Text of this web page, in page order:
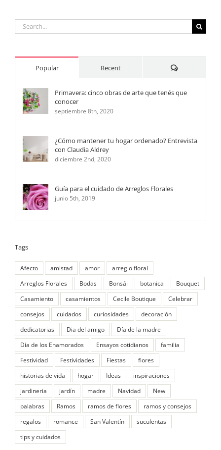
Search
for:
Popular Recent Comments
Primavera: cinco obras de arte que tenés que
conocer
septiembre 8th, 2020
¿Cómo mantener tu hogar ordenado? Entrevista
con Claudia Aldrey
diciembre 2nd, 2020
Guía para el cuidado de Arreglos Florales
junio 5th, 2019
Tags
Afecto amistad amor
arreglo floral
Arreglos Florales
Bodas Bonsái botanica
Bouquet
Casamiento
casamientos Cecile Boutique
Celebrar
consejos
cuidados curiosidades
decoración
dedicatorias
Dia del amigo
Día de la madre
Día de los Enamorados
Ensayos cotidianos
familia
Festividad
Festividades Fiestas
flores
historias de vida
hogar Ideas
inspiraciones
jardineria
jardín madre Navidad
New
palabras
Ramos ramos de flores
ramos y consejos
regalos
romance San Valentín
suculentas
tips y cuidados